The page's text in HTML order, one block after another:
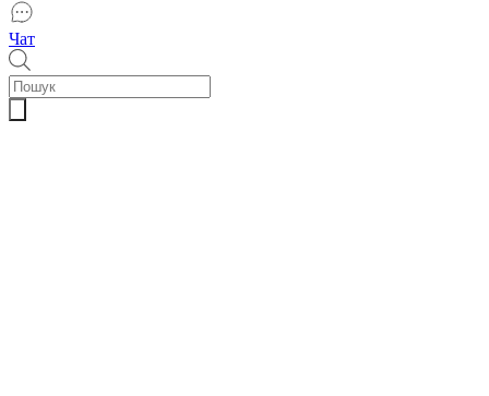
Чат
Пошук
товарів